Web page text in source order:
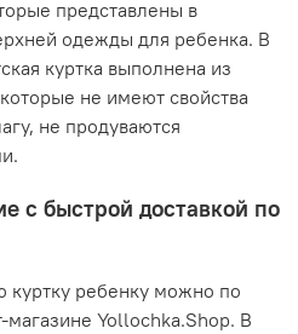
представлены в
одежды для ребенка. В
куртка выполнена из
не имеют свойства
не продуваются
с быстрой доставкой по
куртку ребенку можно по
Yollochka.Shop. В